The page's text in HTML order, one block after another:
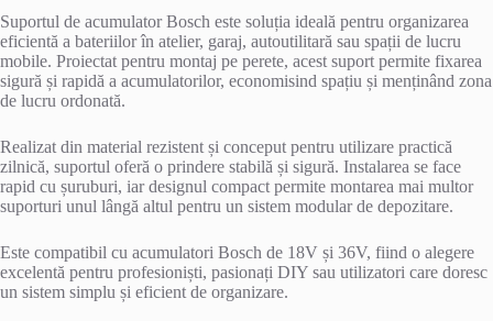
Suportul de acumulator Bosch este soluția ideală pentru organizarea
eficientă a bateriilor în atelier, garaj, autoutilitară sau spații de lucru
mobile. Proiectat pentru montaj pe perete, acest suport permite fixarea
sigură și rapidă a acumulatorilor, economisind spațiu și menținând zona
de lucru ordonată.
Realizat din material rezistent și conceput pentru utilizare practică
zilnică, suportul oferă o prindere stabilă și sigură. Instalarea se face
rapid cu șuruburi, iar designul compact permite montarea mai multor
suporturi unul lângă altul pentru un sistem modular de depozitare.
Este compatibil cu acumulatori Bosch de 18V și 36V, fiind o alegere
excelentă pentru profesioniști, pasionați DIY sau utilizatori care doresc
un sistem simplu și eficient de organizare.